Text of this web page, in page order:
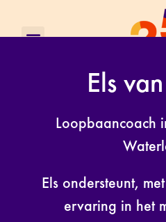
Els
Loopbaancoach
Els ondersteunt,
ervaring in het